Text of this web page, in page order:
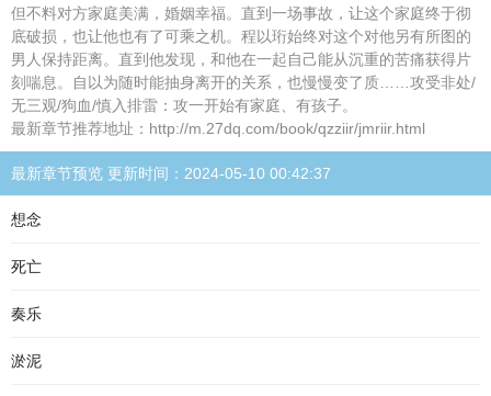
但不料对方家庭美满，婚姻幸福。直到一场事故，让这个家庭终于彻
底破损，也让他也有了可乘之机。程以珩始终对这个对他另有所图的
男人保持距离。直到他发现，和他在一起自己能从沉重的苦痛获得片
刻喘息。自以为随时能抽身离开的关系，也慢慢变了质……攻受非处/
无三观/狗血/慎入排雷：攻一开始有家庭、有孩子。
最新章节推荐地址：http://m.27dq.com/book/qzziir/jmriir.html
最新章节预览 更新时间：2024-05-10 00:42:37
想念
死亡
奏乐
淤泥